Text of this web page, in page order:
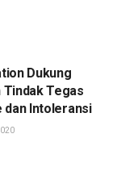
Dukung
Tegas
dan Intoleransi